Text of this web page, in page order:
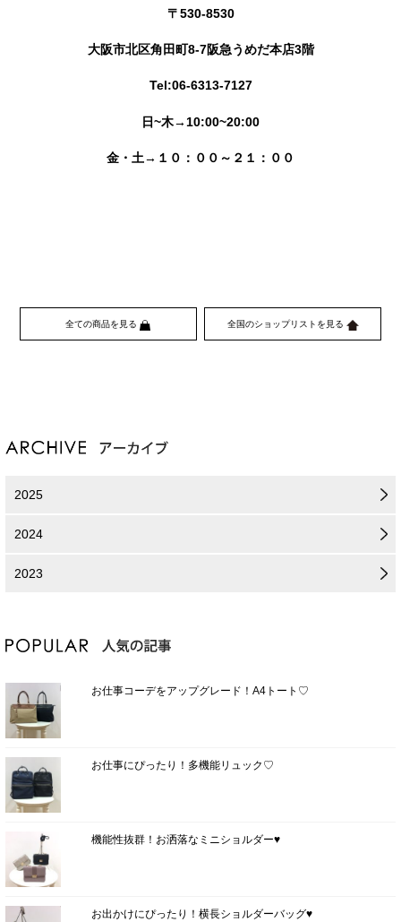
〒530-8530
大阪市北区角田町8-7阪急うめだ本店3階
Tel:06-6313-7127
日~木→10:00~20:00
金・土→１０：００～２１：００
全ての商品を見る 全国のショップリストを見る
2025
2024
2023
お仕事コーデをアップグレード！A4トート♡
お仕事にぴったり！多機能リュック♡
機能性抜群！お洒落なミニショルダー♥
お出かけにぴったり！横長ショルダーバッグ♥